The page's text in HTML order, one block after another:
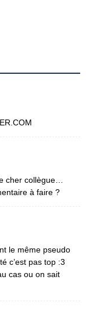
cher collègue…
à faire ?
le même pseudo
c’est pas top :3
cas ou on sait